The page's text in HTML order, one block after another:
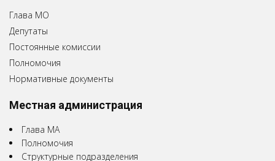
Глава МО
Депутаты
Постоянные комиссии
Полномочия
Нормативные документы
Местная администрация
Глава МА
Полномочия
Структурные подразделения